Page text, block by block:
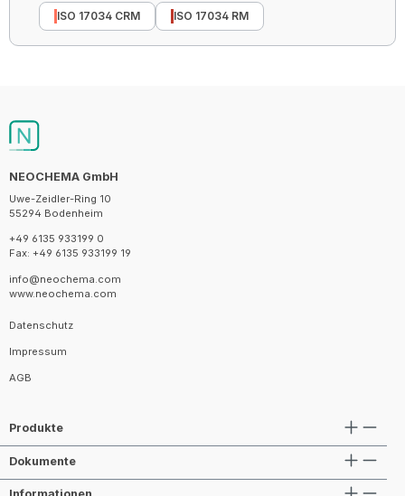
ISO 17034 CRM ISO 17034 RM
NEOCHEMA GmbH
Uwe-Zeidler-Ring 10
55294 Bodenheim
+49 6135 933199 0
Fax: +49 6135 933199 19
info@neochema.com
www.neochema.com
Datenschutz
Impressum
AGB
Produkte
Dokumente